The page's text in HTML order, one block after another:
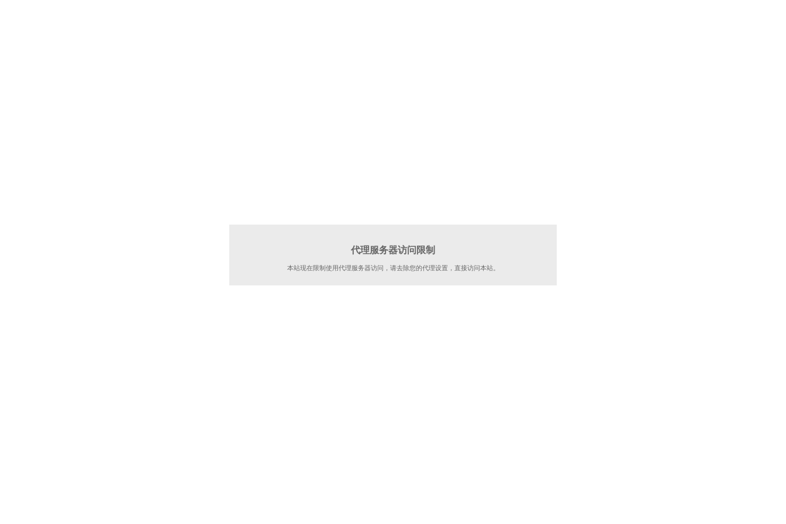
代理服务器访问限制
本站现在限制使用代理服务器访问，请去除您的代理设置，直接访问本站。